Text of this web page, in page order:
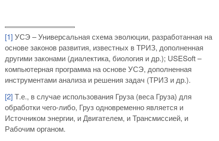
[1]УСЭ – Универсальная схема эволюции, разработанная на
основе законов развития, известных в ТРИЗ, дополненная
другими законами (диалектика, биология и др.); USESoft –
компьютерная программа на основе УСЭ, дополненная
инструментами анализа и решения задач (ТРИЗ и др.).
[2]Т.е., в случае использования Груза (веса Груза) для
обработки чего-либо, Груз одновременно является и
Источником энергии, и Двигателем, и Трансмиссией, и
Рабочим органом.